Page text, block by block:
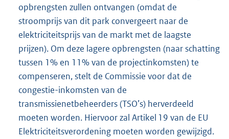
opbrengsten zullen ontvangen (omdat de
stroomprijs van dit park convergeert naar de
elektriciteitsprijs van de markt met de laagste
prijzen). Om deze lagere opbrengsten (naar schatting
tussen 1% en 11% van de projectinkomsten) te
compenseren, stelt de Commissie voor dat de
congestie-inkomsten van de
transmissienetbeheerders (TSO’s) herverdeeld
moeten worden. Hiervoor zal Artikel 19 van de EU
Elektriciteitsverordening moeten worden gewijzigd.